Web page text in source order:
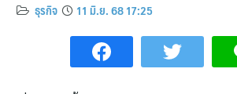
ธุรกิจ 11 มิ.ย. 68 17:25